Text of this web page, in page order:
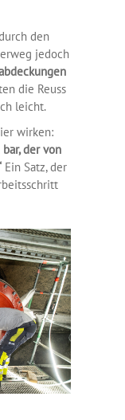
den
jedoch
die Reuss
leicht.
wirken:
der von
Ein Satz, der